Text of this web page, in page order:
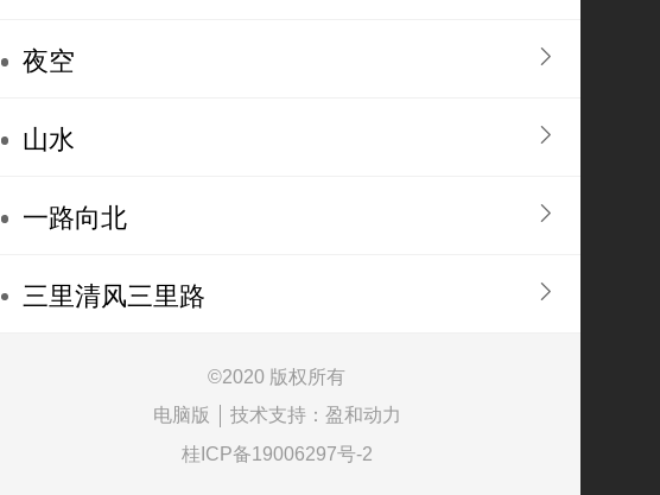
夜空
山水
一路向北
三里清风三里路
©2020 版权所有
电脑版
技术支持： 盈和动力
桂ICP备19006297号-2